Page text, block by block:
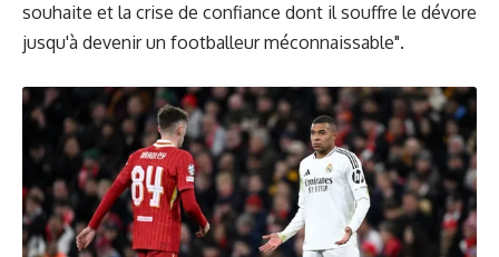
souhaite et la crise de confiance dont il souffre le dévore
jusqu'à devenir un footballeur méconnaissable".